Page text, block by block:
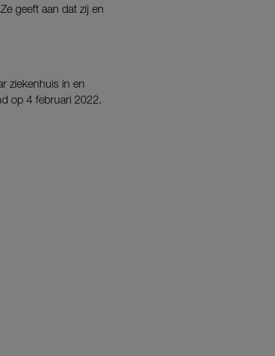
geeft aan dat zij en
ziekenhuis in en
op 4 februari 2022.